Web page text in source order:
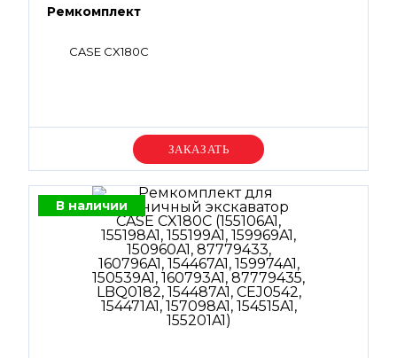
Ремкомплект
CASE CX180C
Уточняйте цену
В наличии